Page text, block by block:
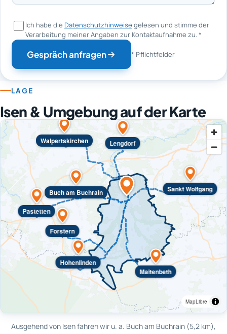
Ich habe die Datenschutzhinweise gelesen und stimme der
Verarbeitung meiner Angaben zur Kontaktaufnahme zu.*
Gespräch anfragen * Pflichtfelder
LAGE
Isen & Umgebung auf der Karte
Buch am Buchrain
Lengdorf
Sankt Wolfgang
Forstern
Maitenbeth
Walpertskirchen
Hohenlinden
Pastetten
MapLibre
Ausgehend von Isen fahren wir u. a. Buch am Buchrain (5,2 km),